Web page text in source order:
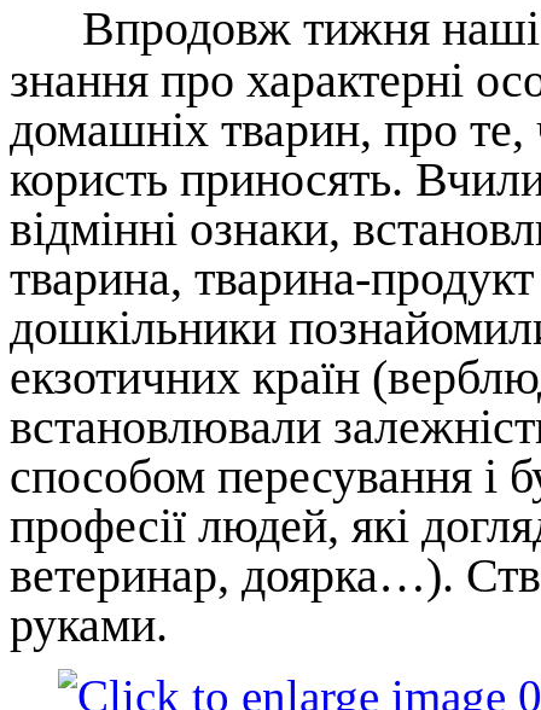
Впродовж тижня наші
знання про характерні
домашніх тварин, про
користь приносять.
відмінні ознаки,
тварина, тварина-
дошкільники
екзотичних країн
встановлювали
способом пересування і
професії людей, які
ветеринар, доярка…).
руками.